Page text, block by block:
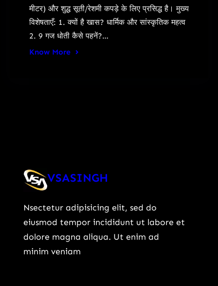
मीटर) और शुद्ध सूती/रेशमी कपड़े के लिए प्रसिद्ध है। मुख्य
विशेषताएँ: 1. क्यों है खास? धार्मिक और सांस्कृतिक महत्व
2. 9 गज धोती कैसे पहनें?…
Know More
VSASINGH
Nsectetur adipisicing elit, sed do
eiusmod tempor incididunt ut labore et
dolore magna aliqua. Ut enim ad
minim veniam